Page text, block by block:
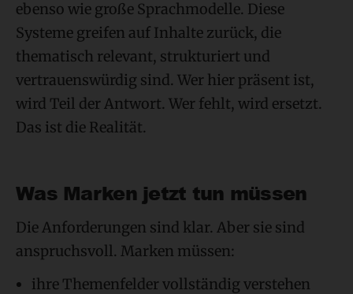
ebenso wie große Sprachmodelle. Diese
Systeme greifen auf Inhalte zurück, die
thematisch relevant, strukturiert und
vertrauenswürdig sind. Wer hier präsent ist,
wird Teil der Antwort. Wer fehlt, wird ersetzt.
Das ist die Realität.
Was Marken jetzt tun müssen
Die Anforderungen sind klar. Aber sie sind
anspruchsvoll. Marken müssen:
ihre Themenfelder vollständig verstehen